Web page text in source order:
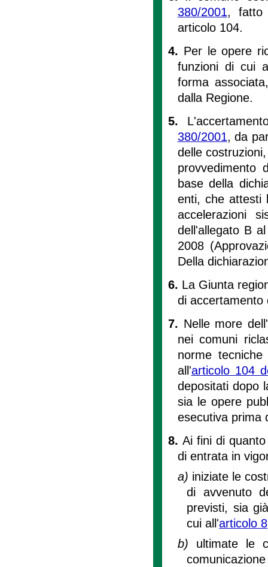
380/2001, fatto
articolo 104.
4. Per le opere
funzioni di cui
forma
dalla Regione.
5.
380/2001, da
delle
provvedimento
base della
enti, che attesti
accelerazioni
dell'allegato B
2008
Della
6. La Giunta
di
7. Nelle more
nei comuni
norme
all'articolo 104
depositati dopo
sia le opere
esecutiva prima
8. Ai fini di
di entrata in
a) iniziate le
di avvenuto
previsti, sia
cui all'articolo
b) ultimate le